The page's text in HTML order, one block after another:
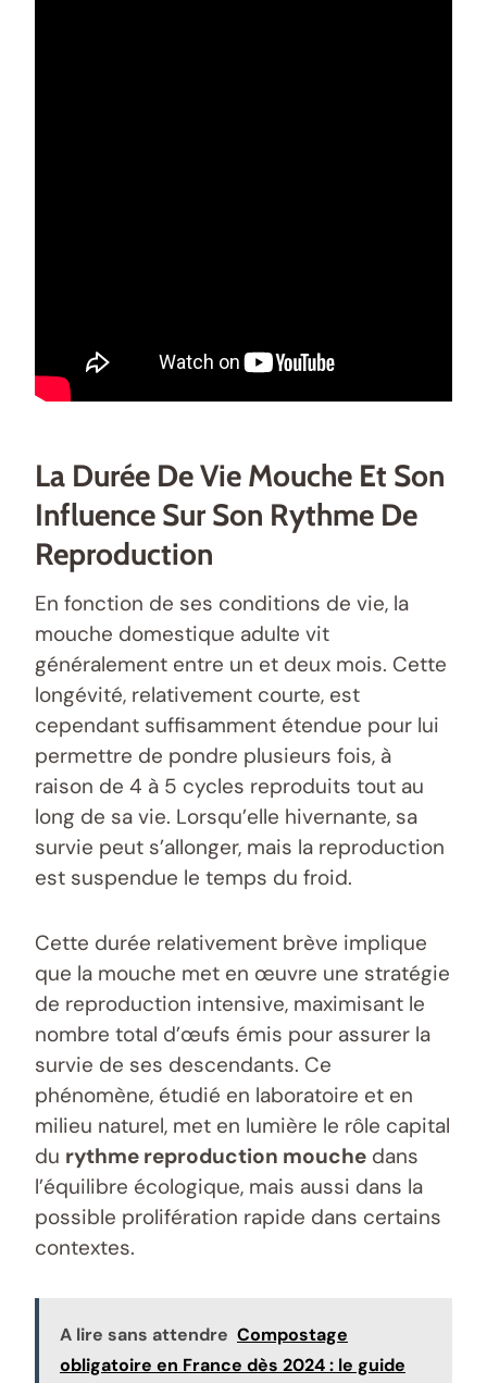
La Durée De Vie Mouche Et Son
Influence Sur Son Rythme De
Reproduction
En fonction de ses conditions de vie, la
mouche domestique adulte vit
généralement entre un et deux mois. Cette
longévité, relativement courte, est
cependant suffisamment étendue pour lui
permettre de pondre plusieurs fois, à
raison de 4 à 5 cycles reproduits tout au
long de sa vie. Lorsqu’elle hivernante, sa
survie peut s’allonger, mais la reproduction
est suspendue le temps du froid.
Cette durée relativement brève implique
que la mouche met en œuvre une stratégie
de reproduction intensive, maximisant le
nombre total d’œufs émis pour assurer la
survie de ses descendants. Ce
phénomène, étudié en laboratoire et en
milieu naturel, met en lumière le rôle capital
du rythme reproduction mouche dans
l’équilibre écologique, mais aussi dans la
possible prolifération rapide dans certains
contextes.
A lire sans attendre Compostage
obligatoire en France dès 2024 : le guide